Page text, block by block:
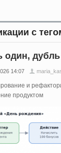
с
один,
14:07
и
продуктом